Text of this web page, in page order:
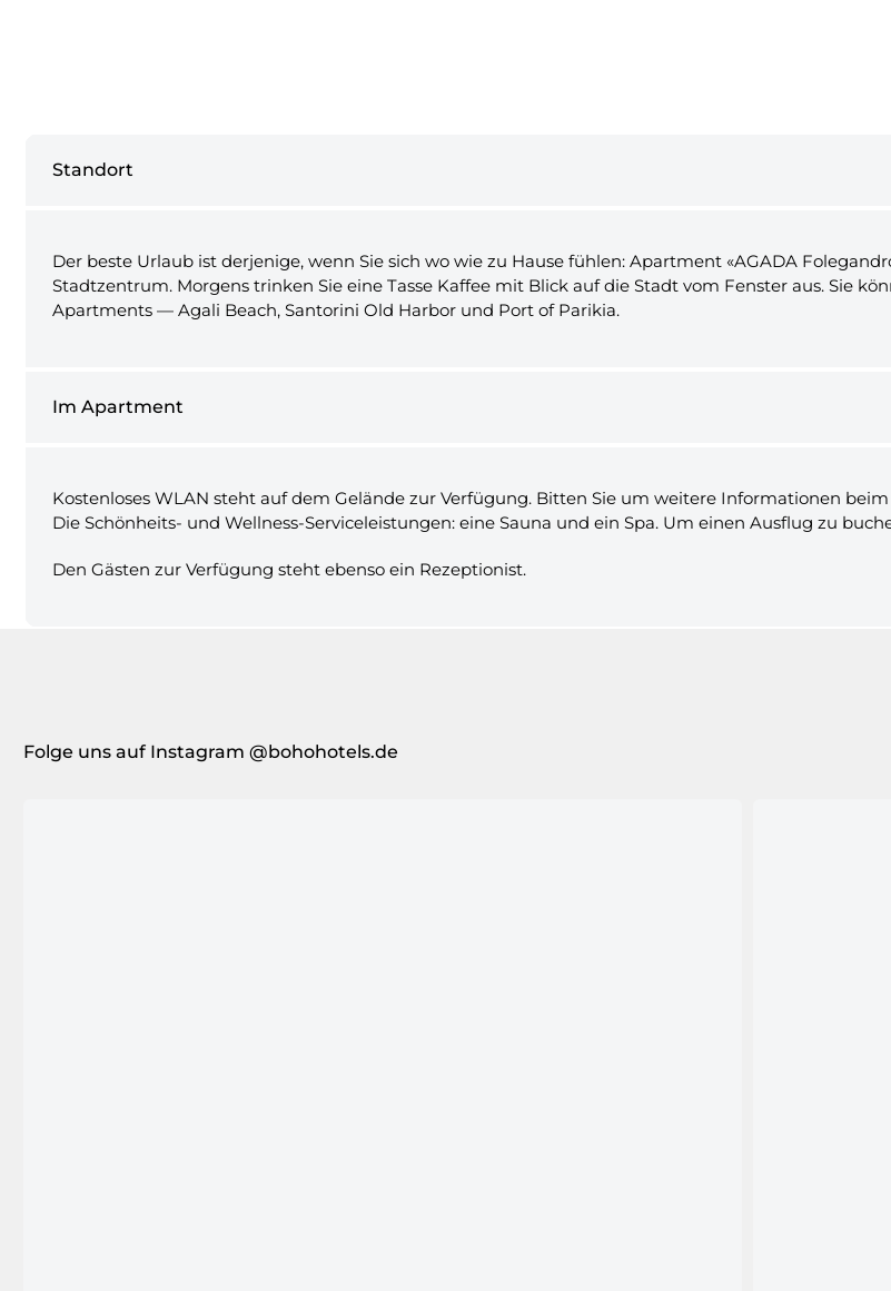
Standort
Der beste Urlaub ist derjenige, wenn Sie sich wo wie zu Hause fühlen: Apartment «AGADA
Stadtzentrum. Morgens trinken Sie eine Tasse Kaffee mit Blick auf die Stadt vom Fenster aus. Sie
Apartments — Agali Beach, Santorini Old Harbor und Port of Parikia.
Im Apartment
Kostenloses WLAN steht auf dem Gelände zur Verfügung. Bitten Sie um weitere Informationen
Die Schönheits- und Wellness-Serviceleistungen: eine Sauna und ein Spa. Um einen Ausflug zu
Den Gästen zur Verfügung steht ebenso ein Rezeptionist.
Folge uns auf Instagram @bohohotels.de